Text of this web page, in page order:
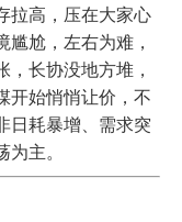
拉高，压在大家心
尬，左右为难，
长协没地方堆，
开始悄悄让价，不
日耗暴增、需求突
主。